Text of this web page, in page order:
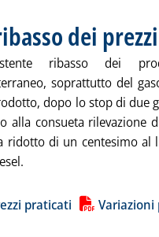
dei prezzi
ribasso dei
soprattutto del
dopo lo stop di due
alla consueta rilevazione
ridotto di un centesimo al
praticati Variazioni